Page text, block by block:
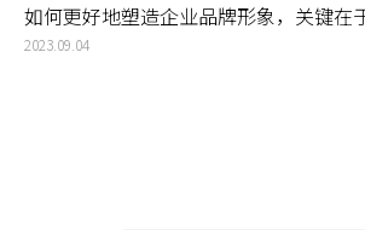
如何更好地塑造企业品牌形象，关键在
重新定位
2023.09.04